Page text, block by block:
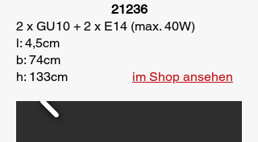
21236
2 x GU10 + 2 x E14 (max. 40W)
l: 4,5cm
b: 74cm
h: 133cm im Shop ansehen